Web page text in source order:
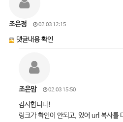
조은정 02.03 12:15
댓글내용 확인
조은맘 02.03 15:50
감사합니다!
링크가 확인이 안되고, 있어 url 복사를